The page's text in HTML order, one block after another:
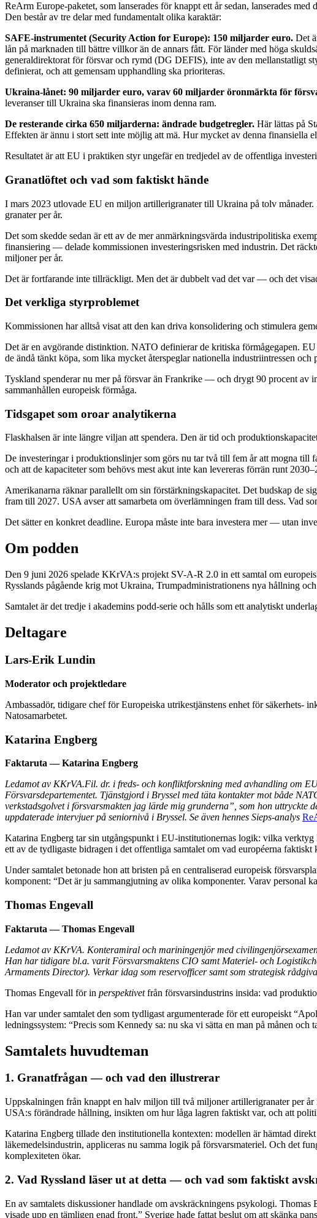
ReArm Europe-paketet, som lanserades för knappt ett år sedan, lanserades
Den består av tre delar med fundamentalt olika karaktär:
SAFE-instrumentet (Security Action for Europe): 150 miljarder euro. Det
lån på marknaden till bättre villkor än de annars fått. För länder med höga
generaldirektorat för försvar och rymd (DG DEFIS), inte av den mellanstatligt
definierat, och att gemensam upphandling ska prioriteras.
Ukraina-lånet: 90 miljarder euro, varav 60 miljarder öronmärkta för
leveranser till Ukraina ska finansieras inom denna ram.
De resterande cirka 650 miljarderna: ändrade budgetregler. Här lättas på
Effekten är ännu i stort sett inte möjlig att mä. Hur mycket av denna
Resultatet är att EU i praktiken styr ungefär en tredjedel av de offentliga
Granatlöftet och vad som faktiskt hände
I mars 2023 utlovade EU en miljon artillerigranater till Ukraina på tolv
granater per år.
Det som skedde sedan är ett av de mer anmärkningsvärda industripolitiska
finansiering — delade kommissionen investeringsrisken med industrin. Det
miljoner per år.
Det är fortfarande inte tillräckligt. Men det är dubbelt vad det var — och det
Det verkliga styrproblemet
Kommissionen har alltså visat att den kan driva konsolidering och stimulera
Det är en avgörande distinktion. NATO definierar de kritiska förmågegapen.
de ändå tänkt köpa, som lika mycket återspeglar nationella industriintressen
Tyskland spenderar nu mer på försvar än Frankrike — och drygt 90 procent av
sammanhållen europeisk förmåga.
Tidsgapet som oroar analytikerna
Flaskhalsen är inte längre viljan att spendera. Den är tid och
De investeringar i produktionslinjer som görs nu tar två till fem år att mogna
och att de kapaciteter som behövs mest akut inte kan levereras förrän runt
Amerikanarna räknar parallellt om sin förstärkningskapacitet. Det budskap de
fram till 2027. USA avser att samarbeta om överlämningen fram till dess. Vad
Det sätter en konkret deadline. Europa måste inte bara investera mer — utan
Om podden
Den 9 juni 2026 spelade KKrVA:s projekt SV-A-R 2.0 in ett samtal om
Rysslands pågående krig mot Ukraina, Trumpadministrationens nya hållning
Samtalet är det tredje i akademins podd-serie och hålls som ett analytiskt
Deltagare
Lars-Erik Lundin
Moderator och projektledare
Ambassadör, tidigare chef för Europeiska utrikestjänstens enhet för
Natosamarbetet.
Katarina Engberg
Faktaruta — Katarina Engberg
Ledamot av KKrVA.Fil. dr. i freds- och konfliktforskning med avhandling om
Försvarsdepartementet. Tjänstgjord i Bryssel med täta kontakter mot både
verkstadsgolvet i försvarsmakten jag lärde mig grunderna”, som hon uttryckte
uppdaterade intervjuer på seniornivå i Bryssel. Se även hennes Sieps-analys
Katarina Engberg tar sin utgångspunkt i EU-institutionernas logik: vilka
ett av de tydligaste bidragen i det offentliga samtalet om vad européerna faktiskt
Under samtalet betonade hon att bristen på en centraliserad europeisk
komponent: “Det är ju sammangjutning av olika komponenter. Varav personal
Thomas Engevall
Faktaruta — Thomas Engevall
Ledamot av KKrVA. Konteramiral och mariningenjör med
Han har tidigare bl.a. varit Försvarsmaktens CIO samt Materiel- och
Armaments Director). Verkar idag som reservofficer samt som strategisk
Thomas Engevall för in perspektivetfrån försvarsindustrins insida: vad
Han var under samtalet den som tydligast argumenterade för ett europeiskt
ledningssystem: “Precis som Kennedy sa: nu ska vi sätta en man på månen
Samtalets huvudteman
1. Granatfrågan — och vad den illustrerar
Uppskalningen från knappt en halv miljon till två miljoner artillerigranater per
USA:s förändrade hållning, insikten om hur låga lagren faktiskt var, och att
Katarina Engberg tillade den institutionella kontexten: modellen är hämtad
läkemedelsindustrin, appliceras nu samma logik på försvarsmateriel. Och det
komplexiteten ökar.
2. Vad Ryssland läser ut at detta — och vad som faktiskt
En av samtalets diskussioner handlade om avskräckningens psykologi.
visade upp en tämligen enad front.” Sverige hade fattat beslut om att skänka